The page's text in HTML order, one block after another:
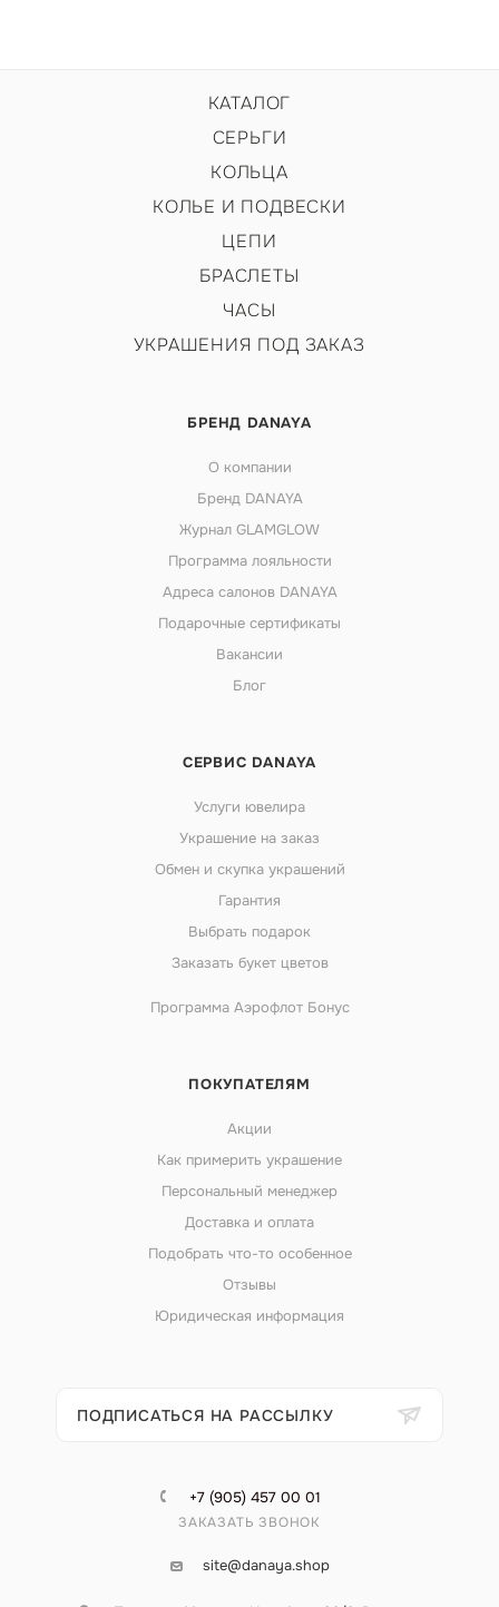
КАТАЛОГ
СЕРЬГИ
КОЛЬЦА
КОЛЬЕ И ПОДВЕСКИ
ЦЕПИ
БРАСЛЕТЫ
ЧАСЫ
УКРАШЕНИЯ ПОД ЗАКАЗ
БРЕНД DANAYA
О компании
Бренд DANAYA
Журнал GLAMGLOW
Программа лояльности
Адреса салонов DANAYA
Подарочные сертификаты
Вакансии
Блог
СЕРВИС DANAYA
Услуги ювелира
Украшение на заказ
Обмен и скупка украшений
Гарантия
Выбрать подарок
Заказать букет цветов
Программа Аэрофлот Бонус
ПОКУПАТЕЛЯМ
Акции
Как примерить украшение
Персональный менеджер
Доставка и оплата
Подобрать что-то особенное
Отзывы
Юридическая информация
ПОДПИСАТЬСЯ НА РАССЫЛКУ
+7 (905) 457 00 01
ЗАКАЗАТЬ ЗВОНОК
site@danaya.shop